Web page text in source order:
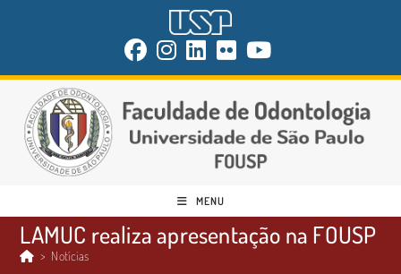
MENU
LAMUC realiza apresentação na FOUSP
> Notícias